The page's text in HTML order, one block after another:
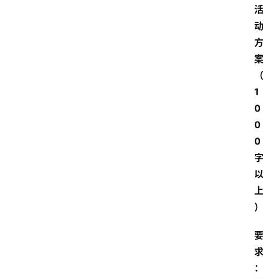
活
动
方
案
（
1
0
0
0
字
以
上
）
要
求
：